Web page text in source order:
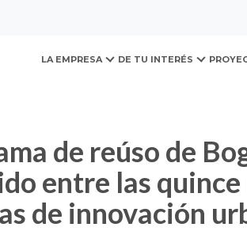
LA EMPRESA DE TU INTERÉS
de Bogotá fue reconocido entre las
entre las
de innovación